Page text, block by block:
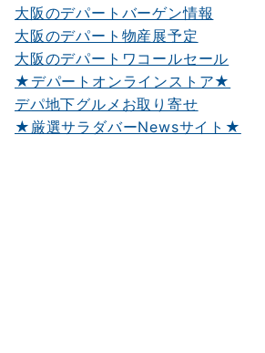
大阪のデパートバーゲン情報
大阪のデパート物産展予定
大阪のデパートワコールセール
★デパートオンラインストア★
デパ地下グルメお取り寄せ
★厳選サラダバーNewsサイト★